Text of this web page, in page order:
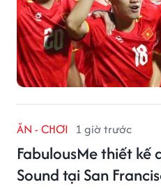
ĂN - CHƠI 1 giờ trước
FabulousMe thiết kế
Sound tại San